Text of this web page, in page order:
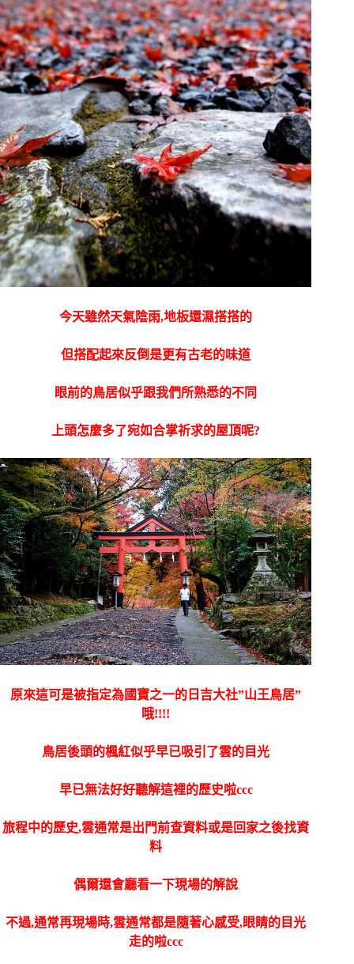
今天雖然天氣陰雨,地板還濕搭搭的
但搭配起來反倒是更有古老的味道
眼前的鳥居似乎跟我們所熟悉的不同
上頭怎麼多了宛如合掌祈求的屋頂呢?
原來這可是被指定為國寶之一的日吉大社”山王鳥居”
哦!!!!
鳥居後頭的楓紅似乎早已吸引了雲的目光
早已無法好好聽解這裡的歷史啦ccc
旅程中的歷史,雲通常是出門前查資料或是回家之後找資
料
偶爾還會廳看一下現場的解說
不過,通常再現場時,雲通常都是隨著心感受,眼睛的目光
走的啦ccc